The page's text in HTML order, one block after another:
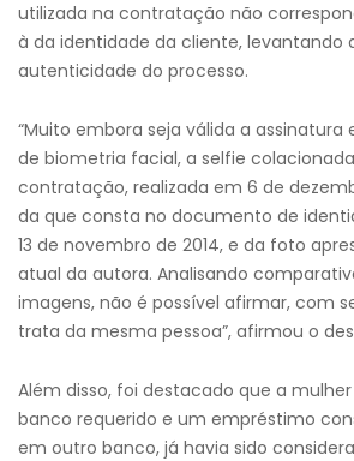
utilizada na contratação não
à da identidade da cliente, levantando
autenticidade do processo.
“Muito embora seja válida a
de biometria facial, a selfie
contratação, realizada em 6 de
da que consta no documento de
13 de novembro de 2014, e da foto
atual da autora. Analisando
imagens, não é possível afirmar, com
trata da mesma pessoa”, afirmou o
Além disso, foi destacado que a
banco requerido e um empréstimo
em outro banco, já havia sido